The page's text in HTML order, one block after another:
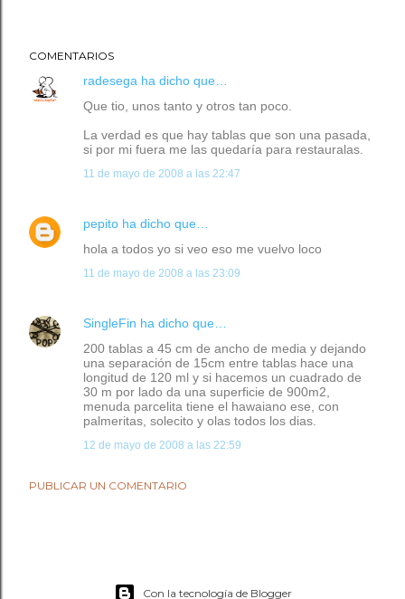
COMENTARIOS
radesega ha dicho que…
Que tio, unos tanto y otros tan poco.
La verdad es que hay tablas que son una pasada,
si por mi fuera me las quedaría para restauralas.
11 de mayo de 2008 a las 22:47
pepito ha dicho que…
hola a todos yo si veo eso me vuelvo loco
11 de mayo de 2008 a las 23:09
SingleFin ha dicho que…
200 tablas a 45 cm de ancho de media y dejando
una separación de 15cm entre tablas hace una
longitud de 120 ml y si hacemos un cuadrado de
30 m por lado da una superficie de 900m2,
menuda parcelita tiene el hawaiano ese, con
palmeritas, solecito y olas todos los dias.
12 de mayo de 2008 a las 22:59
PUBLICAR UN COMENTARIO
Con la tecnología de Blogger